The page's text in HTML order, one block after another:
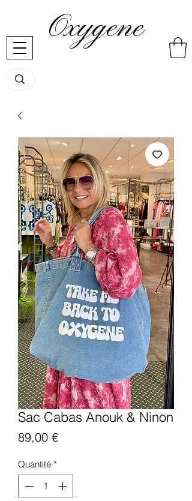
Oxygene
Sac Cabas Anouk & Ninon
89,00 €Prix
Quantité *